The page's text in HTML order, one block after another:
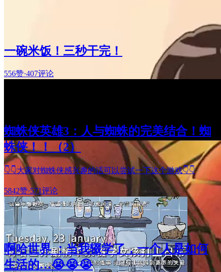
一碗米饭！三秒干完！
556赞·407评论
蜘蛛侠英雄3：人与蜘蛛的完美结合！蜘
蛛侠！！（2）
👇👇大家对蜘蛛侠感兴趣的话可以尝试一下这个游戏👇👇
5842赞·571评论
啊哈世界 ：当我辍学了，一个人是如何
生活的…😭😭😭